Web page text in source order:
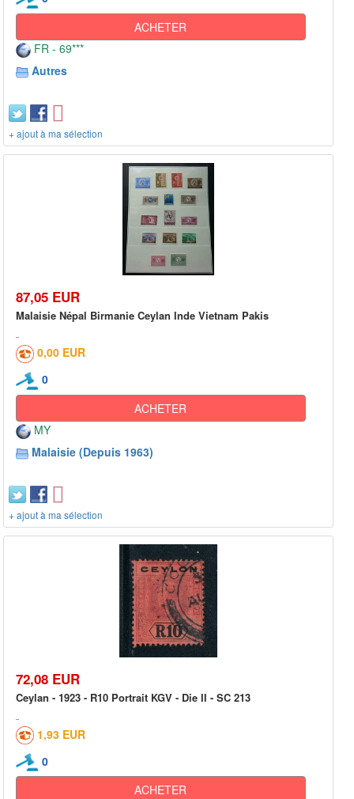
ACHETER
FR - 69***
Autres
+ ajout à ma sélection
87,05 EUR
Malaisie Népal Birmanie Ceylan Inde Vietnam Pakis
0,00 EUR
0
ACHETER
MY
Malaisie (Depuis 1963)
+ ajout à ma sélection
72,08 EUR
Ceylan - 1923 - R10 Portrait KGV - Die II - SC 213
1,93 EUR
0
ACHETER